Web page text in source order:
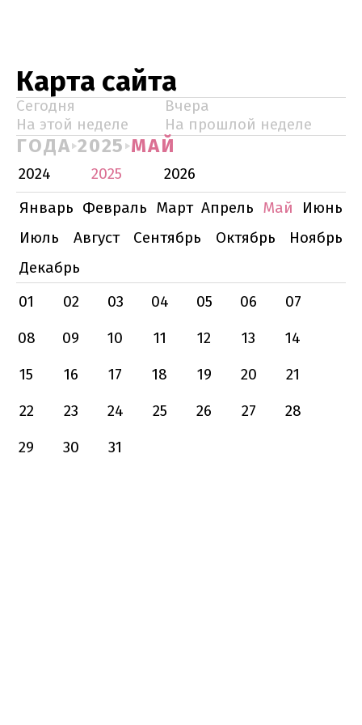
Карта сайта
Сегодня
Вчера
На этой неделе
На прошлой неделе
ГОДА 2025 МАЙ
2024 2025
2026
Январь Февраль Март Апрель Май
Июнь
Июль
Август Сентябрь Октябрь
Ноябрь
Декабрь
01
02 03 04 05 06
07
08
09 10 11 12 13
14
15
16 17 18 19 20
21
22
23 24 25 26 27
28
29
30 31